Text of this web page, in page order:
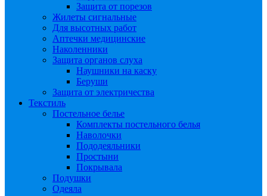
Защита от порезов
Жилеты сигнальные
Для высотных работ
Аптечки медицинские
Наколенники
Защита органов слуха
Наушники на каску
Беруши
Защита от электричества
Текстиль
Постельное белье
Комплекты постельного белья
Наволочки
Пододеяльники
Простыни
Покрывала
Подушки
Одеяла